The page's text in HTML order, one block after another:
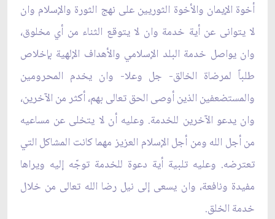
أخوة الإيمان والأخوة الثوريين على نهج الثورة والإسلام وان
لا يتوانى عن أية خدمة وان لا يتوقع الثناء من أي مخلوق،
وان يواصل خدمة البلد الإسلامي والأهداف الإلهية بإخلاص
طلباً لمرضاة الخالق- جل وعلا- وان يخدم المحرومين
والمستضعفين الذين أوصى الحق تعالى بهم، أكثر من الآخرين،
وان يدعو الآخرين للخدمة. وعليه أن لا يتخلى عن مساعيه
من أجل الله ومن أجل الإسلام العزيز مهما كانت المشاكل التي
تعترضه. وعليه تلبية أية دعوة للخدمة توجّه إليه ويراها
مفيدة ونافعة، وان يسعى إلى نيل رضا الله تعالى من خلال
خدمة الخلق.